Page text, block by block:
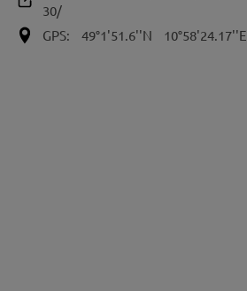
30/
GPS:
49°1'51.6''N 10°58'24.17''E